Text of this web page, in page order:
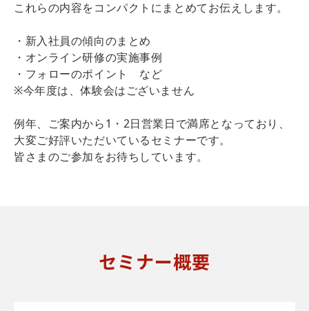
これらの内容をコンパクトにまとめてお伝えします。
・新入社員の傾向のまとめ
・オンライン研修の実施事例
・フォローのポイント など
※今年度は、体験会はございません
例年、ご案内から1・2日営業日で満席となっており、
大変ご好評いただいているセミナーです。
皆さまのご参加をお待ちしています。
セミナー概要